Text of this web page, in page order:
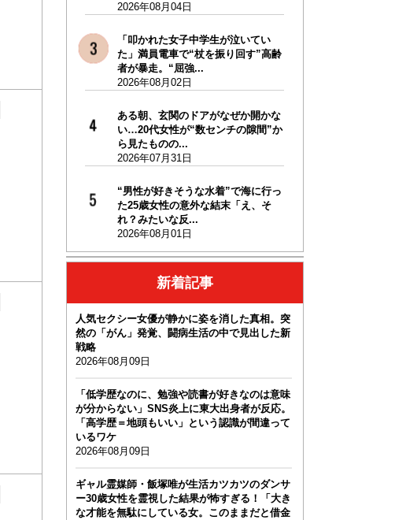
2026年08月04日
「叩かれた女子中学生が泣いてい
た」満員電車で“杖を振り回す”高齢
者が暴走。“屈強...
2026年08月02日
ある朝、玄関のドアがなぜか開かな
い…20代女性が“数センチの隙間”か
ら見たものの...
2026年07月31日
“男性が好きそうな水着”で海に行っ
た25歳女性の意外な結末「え、そ
れ？みたいな反...
2026年08月01日
新着記事
人気セクシー女優が静かに姿を消した真相。突
然の「がん」発覚、闘病生活の中で見出した新
戦略
2026年08月09日
「低学歴なのに、勉強や読書が好きなのは意味
が分からない」SNS炎上に東大出身者が反応。
「高学歴＝地頭もいい」という認識が間違って
いるワケ
2026年08月09日
ギャル霊媒師・飯塚唯が生活カツカツのダンサ
ー30歳女性を霊視した結果が怖すぎる！「大き
な才能を無駄にしている女。このままだと借金